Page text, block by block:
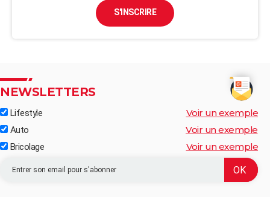
S'INSCRIRE
NEWSLETTERS
Lifestyle Voir un exemple
Auto Voir un exemple
Bricolage Voir un exemple